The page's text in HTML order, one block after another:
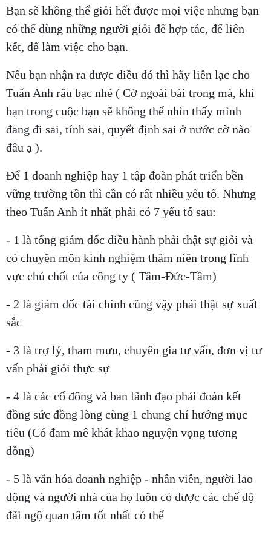
Bạn sẽ không thể giỏi hết được mọi việc nhưng bạn
có thể dùng những người giỏi để hợp tác, để liên
kết, để làm việc cho bạn.
Nếu bạn nhận ra được điều đó thì hãy liên lạc cho
Tuấn Anh râu bạc nhé ( Cờ ngoài bài trong mà, khi
bạn trong cuộc bạn sẽ không thể nhìn thấy mình
đang đi sai, tính sai, quyết định sai ở nước cờ nào
đâu ạ ).
Để 1 doanh nghiệp hay 1 tập đoàn phát triển bền
vững trường tồn thì cần có rất nhiều yếu tố. Nhưng
theo Tuấn Anh ít nhất phải có 7 yếu tố sau:
- 1 là tổng giám đốc điều hành phải thật sự giỏi và
có chuyên môn kinh nghiệm thâm niên trong lĩnh
vực chủ chốt của công ty ( Tâm-Đức-Tầm)
- 2 là giám đốc tài chính cũng vậy phải thật sự xuất
sắc
- 3 là trợ lý, tham mưu, chuyên gia tư vấn, đơn vị tư
vấn phải giỏi thực sự
- 4 là các cổ đông và ban lãnh đạo phải đoàn kết
đồng sức đồng lòng cùng 1 chung chí hướng mục
tiêu (Có đam mê khát khao nguyện vọng tương
đồng)
- 5 là văn hóa doanh nghiệp - nhân viên, người lao
động và người nhà của họ luôn có được các chế độ
đãi ngộ quan tâm tốt nhất có thể